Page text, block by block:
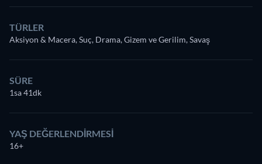
TÜRLER
Aksiyon & Macera, Suç, Drama, Gizem ve Gerilim, Savaş
SÜRE
1sa 41dk
YAŞ DEĞERLENDIRMESI
16+